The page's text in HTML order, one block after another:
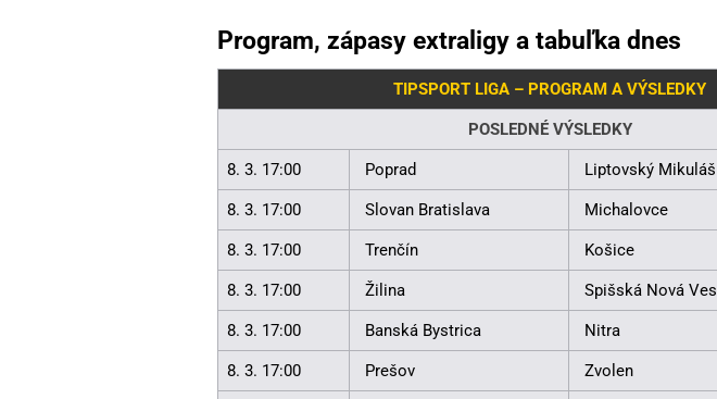
Program, zápasy extraligy a tabuľka dnes
TIPSPORT LIGA – PROGRAM A VÝSLEDKY
POSLEDNÉ VÝSLEDKY
8. 3. 17:00 Poprad Liptovský Mikuláš
8. 3. 17:00 Slovan Bratislava Michalovce
8. 3. 17:00 Trenčín Košice
8. 3. 17:00 Žilina Spišská Nová Ves
8. 3. 17:00 Banská Bystrica Nitra
8. 3. 17:00 Prešov Zvolen